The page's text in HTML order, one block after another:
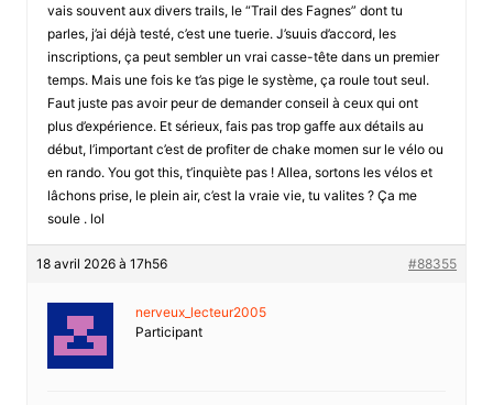
vais souvent aux divers trails, le “Trail des Fagnes” dont tu
parles, j’ai déjà testé, c’est une tuerie. J’suuis d’accord, les
inscriptions, ça peut sembler un vrai casse-tête dans un premier
temps. Mais une fois ke t’as pige le système, ça roule tout seul.
Faut juste pas avoir peur de demander conseil à ceux qui ont
plus d’expérience. Et sérieux, fais pas trop gaffe aux détails au
début, l’important c’est de profiter de chake momen sur le vélo ou
en rando. You got this, t’inquiète pas ! Allea, sortons les vélos et
lâchons prise, le plein air, c’est la vraie vie, tu valites ? Ça me
soule . lol
18 avril 2026 à 17h56 #88355
nerveux_lecteur2005
Participant